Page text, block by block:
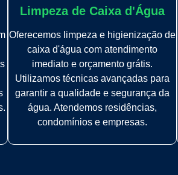
Limpeza de Caixa d'Água
Oferecemos limpeza e higienização de
caixa d'água com atendimento
imediato e orçamento grátis.
Utilizamos técnicas avançadas para
garantir a qualidade e segurança da
água. Atendemos residências,
condomínios e empresas.